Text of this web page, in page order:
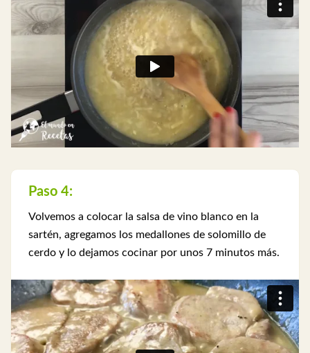
Paso 4:
Volvemos a colocar la salsa de vino blanco en la
sartén, agregamos los medallones de solomillo de
cerdo y lo dejamos cocinar por unos 7 minutos más.